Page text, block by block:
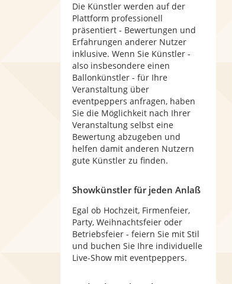
Die Künstler werden auf der
Plattform professionell
präsentiert - Bewertungen und
Erfahrungen anderer Nutzer
inklusive. Wenn Sie Künstler -
also insbesondere einen
Ballonkünstler - für Ihre
Veranstaltung über
eventpeppers anfragen, haben
Sie die Möglichkeit nach Ihrer
Veranstaltung selbst eine
Bewertung abzugeben und
helfen damit anderen Nutzern
gute Künstler zu finden.
Showkünstler für jeden Anlaß
Egal ob Hochzeit, Firmenfeier,
Party, Weihnachtsfeier oder
Betriebsfeier - feiern Sie mit Stil
und buchen Sie Ihre individuelle
Live-Show mit eventpeppers.